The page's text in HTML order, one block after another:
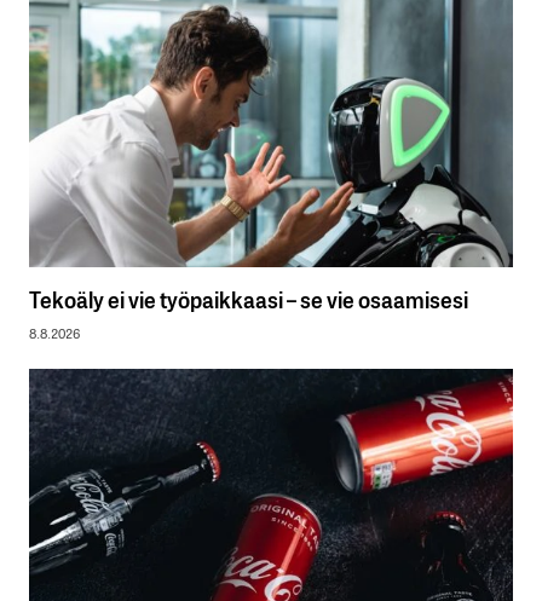
Tekoäly ei vie työpaikkaasi – se vie osaamisesi
8.8.2026